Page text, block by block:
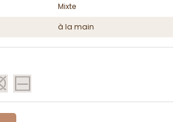
Mixte
à la main